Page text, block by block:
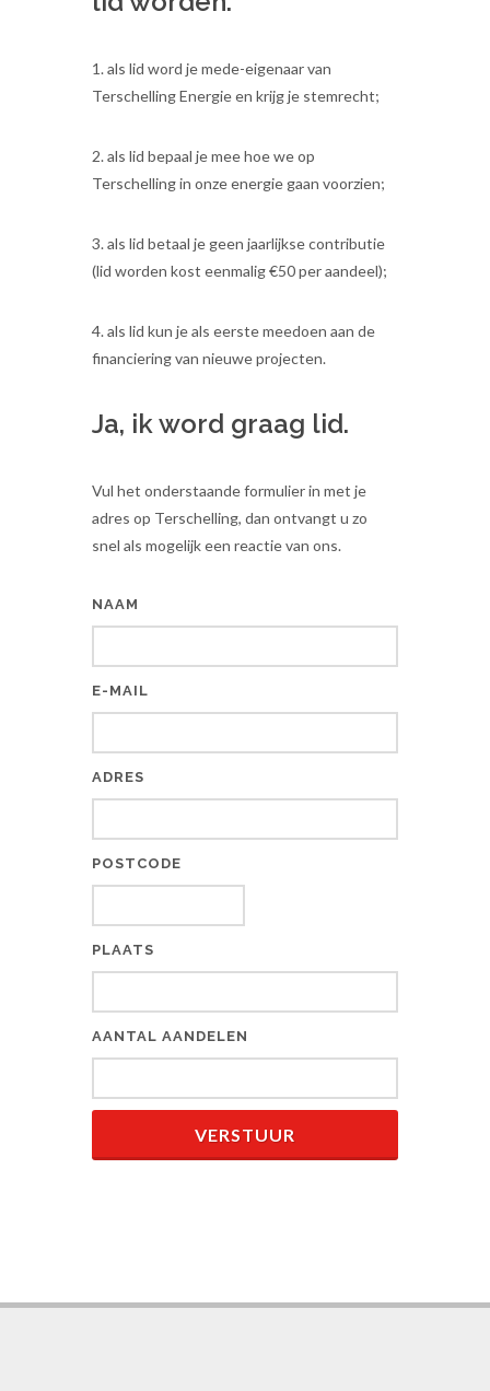
1. als lid word je mede-eigenaar van
Terschelling Energie en krijg je stemrecht;
2. als lid bepaal je mee hoe we op
Terschelling in onze energie gaan voorzien;
3. als lid betaal je geen jaarlijkse contributie
(lid worden kost eenmalig €50 per aandeel);
4. als lid kun je als eerste meedoen aan de
financiering van nieuwe projecten.
Ja, ik word graag lid.
Vul het onderstaande formulier in met je
adres op Terschelling, dan ontvangt u zo
snel als mogelijk een reactie van ons.
NAAM
E-MAIL
ADRES
POSTCODE
PLAATS
AANTAL AANDELEN
VERSTUUR